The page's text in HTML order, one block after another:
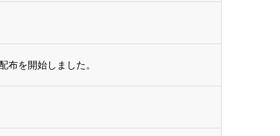
布を開始しました。